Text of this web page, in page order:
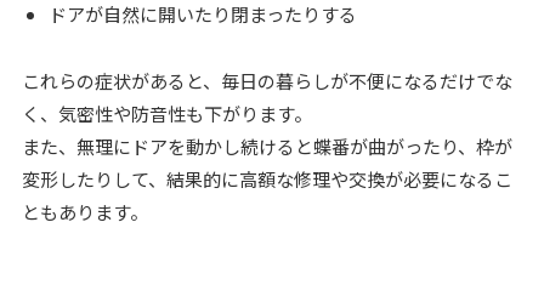
ドアが自然に開いたり閉まったりする
これらの症状があると、毎日の暮らしが不便になるだけでな
く、気密性や防音性も下がります。
また、無理にドアを動かし続けると蝶番が曲がったり、枠が
変形したりして、結果的に高額な修理や交換が必要になるこ
ともあります。